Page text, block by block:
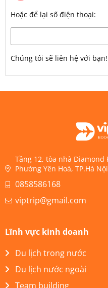
Hoặc để lại số điện thoại:
Chúng tôi sẽ liên hệ với bạn!
Tầng 12, tòa nhà Diamond
Phường Yên Hoà, TP.Hà Nội
0858586168
viptrip@gmail.com
Lĩnh vực kinh doanh
Du lịch trong nước
Du lịch nước ngoài
Team building